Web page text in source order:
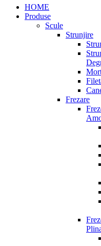
HOME
Produse
Scule
Strunjire
Frezare